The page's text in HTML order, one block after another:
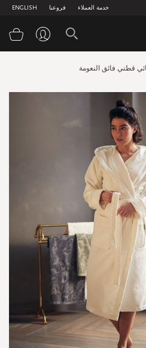
ENGLISH فروعنا خدمة العملاء
قطني فائق النعومة